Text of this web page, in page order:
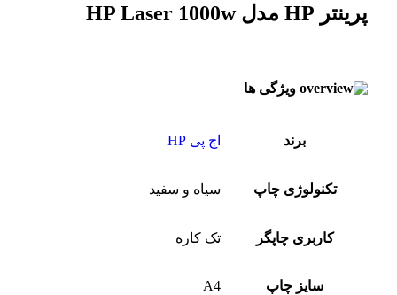
پرینتر HP مدل HP Laser 1000w
ویژگی ها
برند اچ پی HP
تکنولوژی چاپ سیاه و سفید
کاربری چاپگر تک کاره
سایز چاپ A4